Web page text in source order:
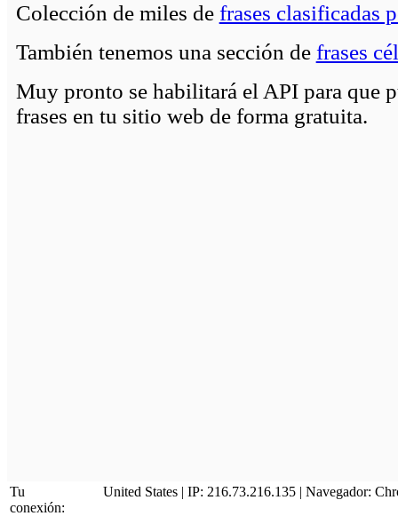
Colección de miles de frases clasificadas
También tenemos una sección de frases
Muy pronto se habilitará el API para que
frases en tu sitio web de forma gratuita.
Tu
conexión:
United States | IP: 216.73.216.135 | Navegador: